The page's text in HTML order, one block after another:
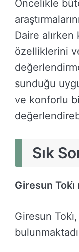
Öncelikle
Daire alırken
özelliklerini
sunduğu
ve konforlu
Sık
Giresun Toki̇
Giresun